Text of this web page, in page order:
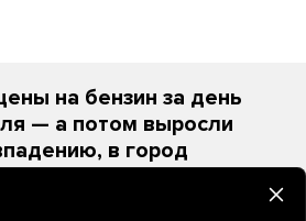
на бензин за день
— а потом выросли
в город